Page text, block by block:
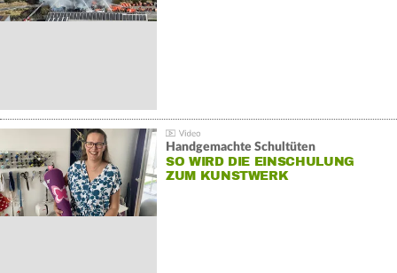
Handgemachte Schultüten
SO WIRD DIE EINSCHULUNG
ZUM KUNSTWERK